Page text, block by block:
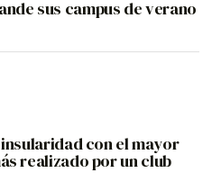
sus campus de verano
con el mayor
realizado por un club